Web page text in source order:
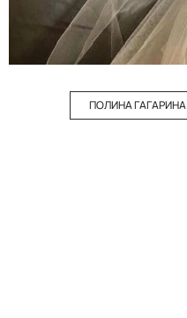
ПОЛИНА ГАГАРИНА